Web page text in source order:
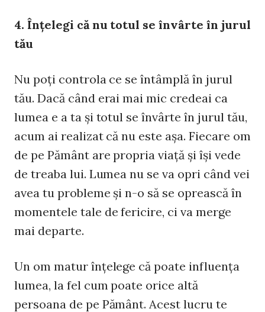
4. Înţelegi că nu totul se învârte în jurul
tău
Nu poţi controla ce se întâmplă în jurul
tău. Dacă când erai mai mic credeai ca
lumea e a ta şi totul se învârte în jurul tău,
acum ai realizat că nu este aşa. Fiecare om
de pe Pământ are propria viaţă şi îşi vede
de treaba lui. Lumea nu se va opri când vei
avea tu probleme şi n-o să se oprească în
momentele tale de fericire, ci va merge
mai departe.
Un om matur înţelege că poate influenţa
lumea, la fel cum poate orice altă
persoana de pe Pământ. Acest lucru te